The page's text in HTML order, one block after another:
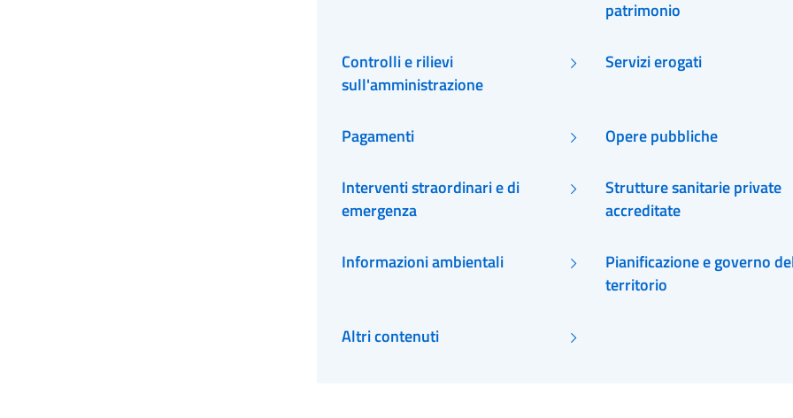
patrimonio
Controlli e rilievi
sull'amministrazione
Servizi erogati
Pagamenti Opere pubbliche
Interventi straordinari e di
emergenza
Strutture sanitarie private
accreditate
Informazioni ambientali
Pianificazione e governo
territorio
Altri contenuti